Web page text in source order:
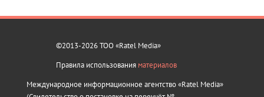
©2013-2026 ТОО «Ratel Media»
Правила использования материалов
Международное информационное агентство «Ratel Media»